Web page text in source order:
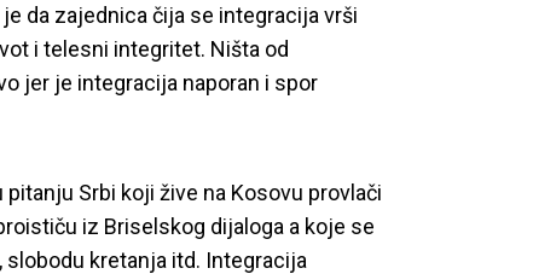
da zajednica čija se integracija vrši
i telesni integritet. Ništa od
jer je integracija naporan i spor
Srbi koji žive na Kosovu provlači
iz Briselskog dijaloga a koje se
slobodu kretanja itd. Integracija